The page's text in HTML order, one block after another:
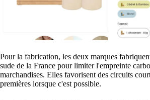
Pour la fabrication, les deux marques
sude de la France pour limiter l'empreinte
marchandises. Elles favorisent des circuits
premières lorsque c'est possible.